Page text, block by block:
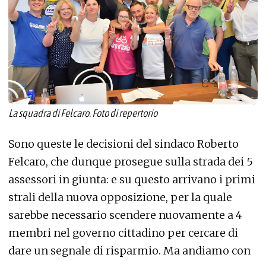
La squadra di Felcaro. Foto di repertorio
Sono queste le decisioni del sindaco Roberto
Felcaro, che dunque prosegue sulla strada dei 5
assessori in giunta: e su questo arrivano i primi
strali della nuova opposizione, per la quale
sarebbe necessario scendere nuovamente a 4
membri nel governo cittadino per cercare di
dare un segnale di risparmio. Ma andiamo con